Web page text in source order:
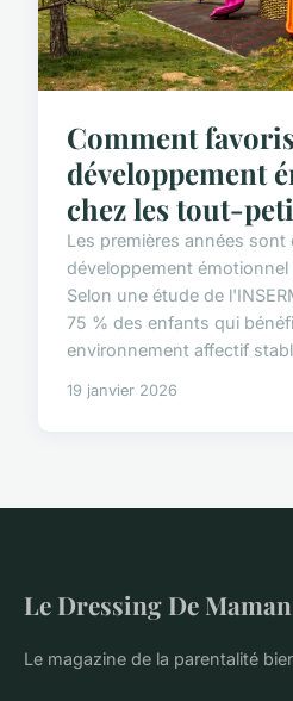
Comment
développement
chez les tout-
Les premières années sont
développement
Selon une étude de
75 % des enfants qui
environnement affectif
19 janvier 2026
Le Dressing De Maman
Le magazine de la parentalité